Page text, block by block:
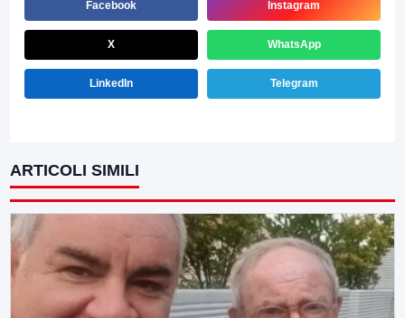
Facebook Instagram
X WhatsApp
LinkedIn Telegram
ARTICOLI SIMILI